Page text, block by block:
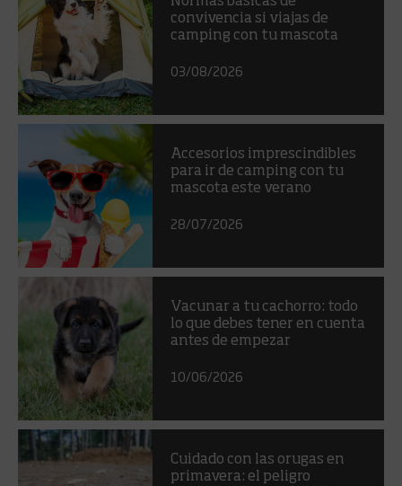
convivencia si viajas de
camping con tu mascota
03/08/2026
Accesorios imprescindibles
para ir de camping con tu
mascota este verano
28/07/2026
Vacunar a tu cachorro: todo
lo que debes tener en cuenta
antes de empezar
10/06/2026
Cuidado con las orugas en
primavera: el peligro